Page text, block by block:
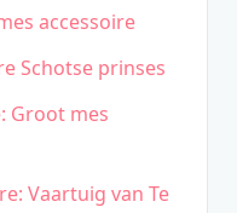
accessoire
Schotse prinses
Groot mes
Vaartuig van Te